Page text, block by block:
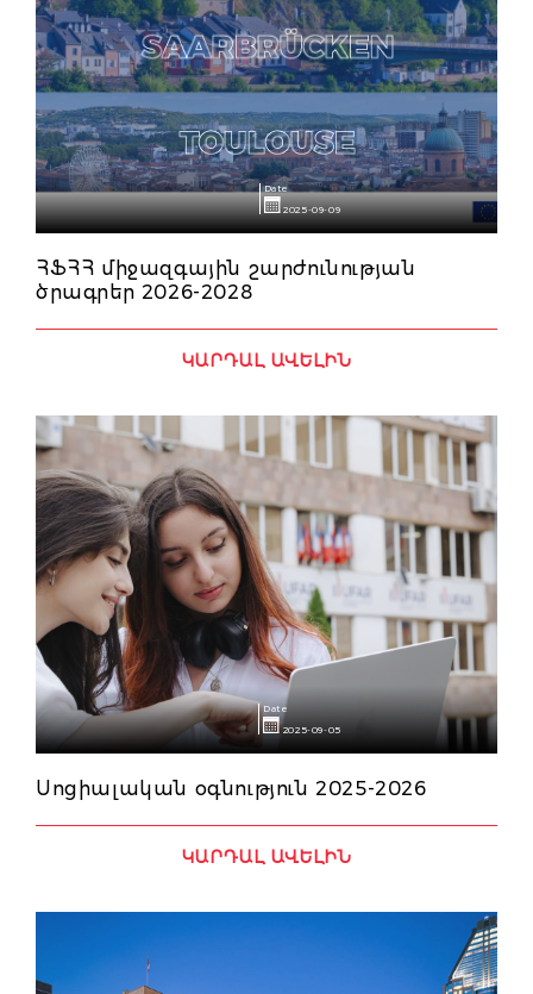
Date
2025-09-09
ՀՖՀՀ միջազգային շարժունության
ծրագրեր 2026-2028
ԿԱՐԴԱԼ ԱՎԵԼԻՆ
Date
2025-09-05
Սոցիալական օգնություն 2025-2026
ԿԱՐԴԱԼ ԱՎԵԼԻՆ